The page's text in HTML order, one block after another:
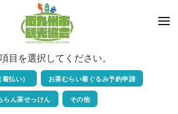
目を選択してください。
払い） お茶むらい着ぐるみ予約申請
らん茶せっけん その他